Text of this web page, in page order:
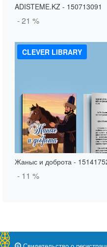
ADISTEME.KZ - 150713091
- 21 %
CLEVER LIBRARY
Жаныс и доброта -
- 11 %